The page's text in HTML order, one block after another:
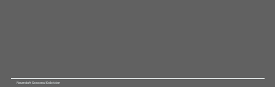
Raumduft Seasonal Kollektion